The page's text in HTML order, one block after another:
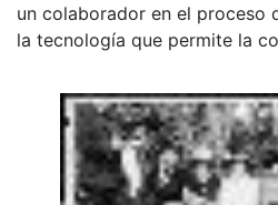
un colaborador en el proceso
la tecnología que permite la